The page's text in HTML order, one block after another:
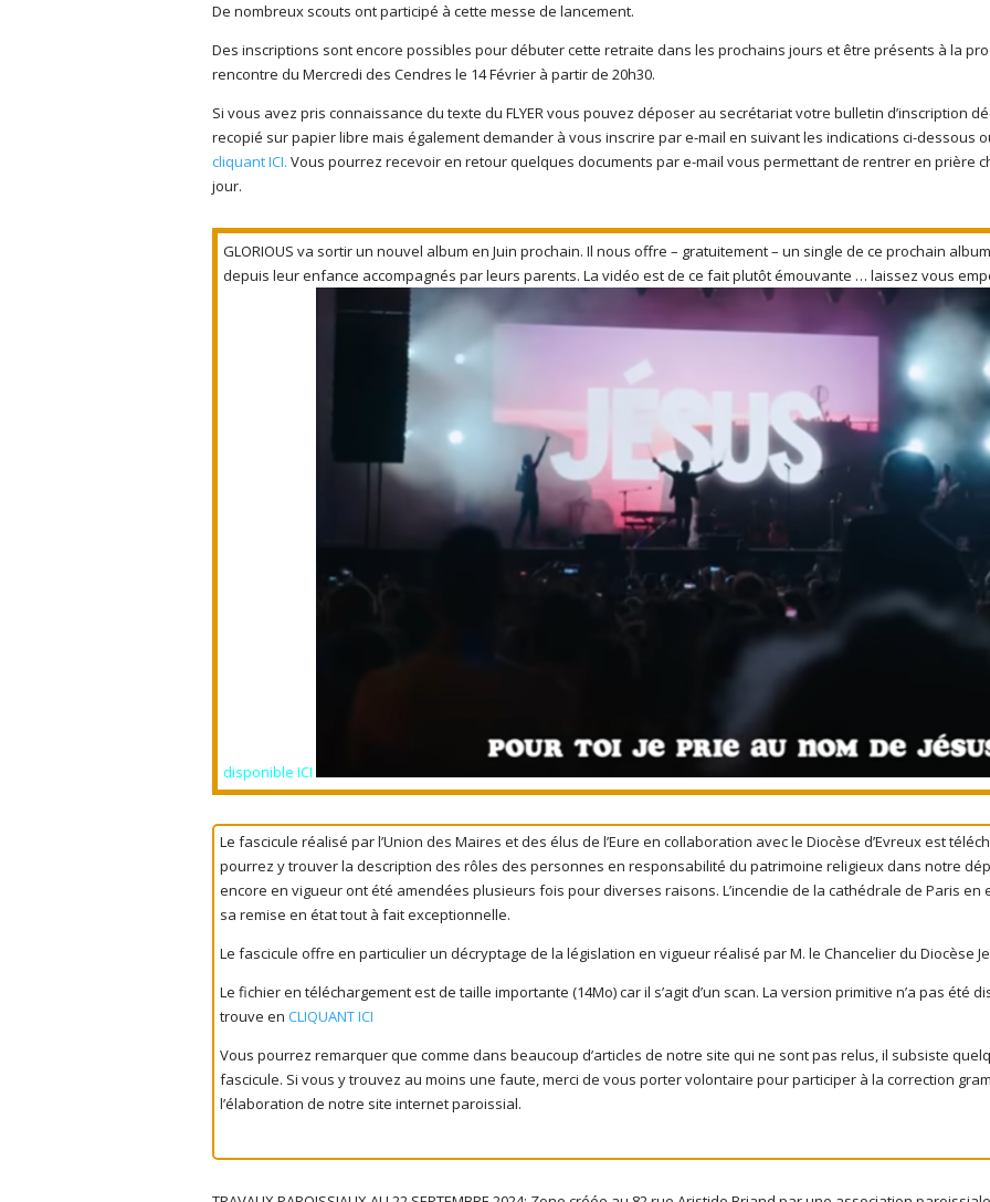
De nombreux scouts ont participé à cette messe de lancement.
Des inscriptions sont encore possibles pour débuter cette retraite dans les prochains jours et être présents à la
rencontre du Mercredi des Cendres le 14 Février à partir de 20h30.
Si vous avez pris connaissance du texte du FLYER vous pouvez déposer au secrétariat votre bulletin d’inscription
recopié sur papier libre mais également demander à vous inscrire par e-mail en suivant les indications ci-dessous
cliquant ICI. Vous pourrez recevoir en retour quelques documents par e-mail vous permettant de rentrer en prière
jour.
GLORIOUS va sortir un nouvel album en Juin prochain. Il nous offre – gratuitement – un single de ce prochain
depuis leur enfance accompagnés par leurs parents. La vidéo est de ce fait plutôt émouvante … laissez vous
disponible ICI
Le fascicule réalisé par l’Union des Maires et des élus de l’Eure en collaboration avec le Diocèse d’Evreux est
pourrez y trouver la description des rôles des personnes en responsabilité du patrimoine religieux dans notre
encore en vigueur ont été amendées plusieurs fois pour diverses raisons. L’incendie de la cathédrale de Paris
sa remise en état tout à fait exceptionnelle.
Le fascicule offre en particulier un décryptage de la législation en vigueur réalisé par M. le Chancelier du Diocèse
Le fichier en téléchargement est de taille importante (14Mo) car il s’agit d’un scan. La version primitive n’a pas été
trouve en CLIQUANT ICI
Vous pourrez remarquer que comme dans beaucoup d’articles de notre site qui ne sont pas relus, il subsiste
fascicule. Si vous y trouvez au moins une faute, merci de vous porter volontaire pour participer à la correction
l’élaboration de notre site internet paroissial.